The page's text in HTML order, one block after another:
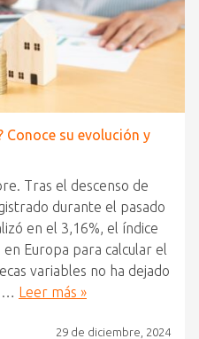
Conoce su evolución y
Tras el descenso de
durante el pasado
en el 3,16%, el índice
Europa para calcular el
variables no ha dejado
Leer más »
29 de diciembre, 2024